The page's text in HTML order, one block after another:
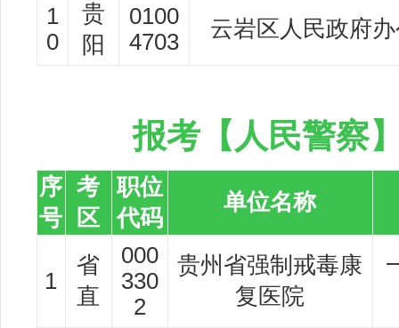
1
0
贵
阳
0100
4703
云岩区人民政府
报考【人民警察
序
号
考
区
职位
代码
单位名称
1
省
直
000
330
2
贵州省强制戒毒康
复医院